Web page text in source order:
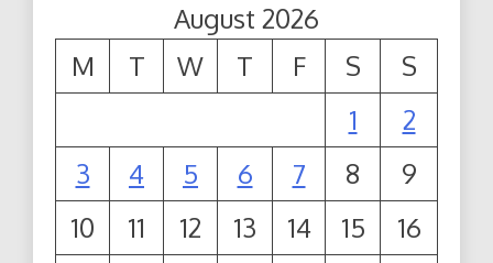
August 2026
M
T W T F S
S
1
2
3
4 5 6 7 8
9
10
11 12 13 14 15
16